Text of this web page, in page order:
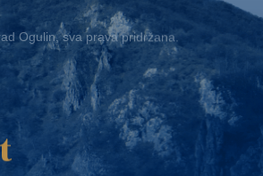
Ogulin, sva prava pridržana.